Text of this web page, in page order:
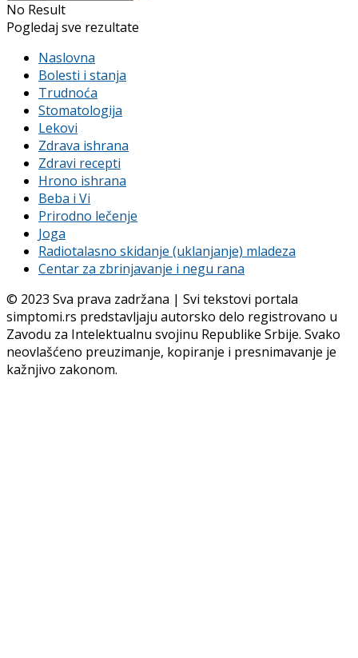
No Result
Pogledaj sve rezultate
Naslovna
Bolesti i stanja
Trudnoća
Stomatologija
Lekovi
Zdrava ishrana
Zdravi recepti
Hrono ishrana
Beba i Vi
Prirodno lečenje
Joga
Radiotalasno skidanje (uklanjanje) mladeza
Centar za zbrinjavanje i negu rana
© 2023 Sva prava zadržana | Svi tekstovi portala
simptomi.rs predstavljaju autorsko delo registrovano u
Zavodu za Intelektualnu svojinu Republike Srbije. Svako
neovlašćeno preuzimanje, kopiranje i presnimavanje je
kažnjivo zakonom.